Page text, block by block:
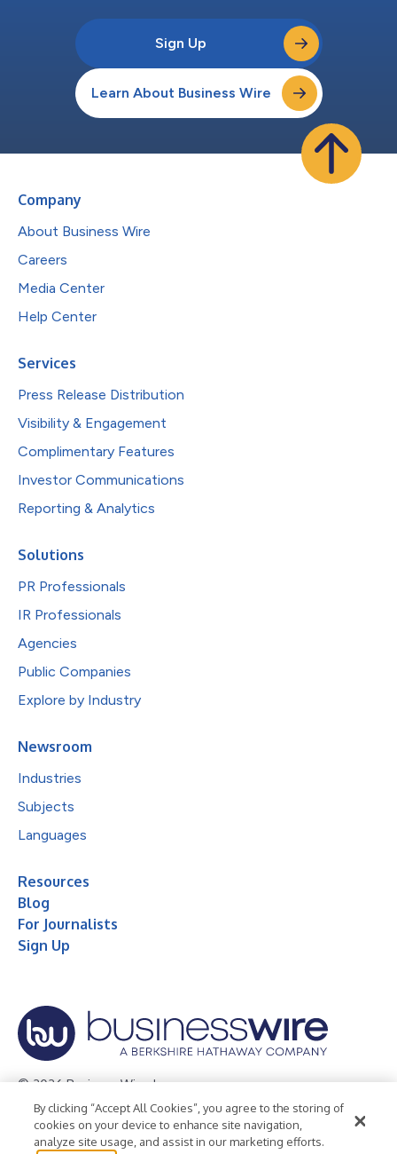
Sign Up
Learn About Business Wire
Company
About Business Wire
Careers
Media Center
Help Center
Services
Press Release Distribution
Visibility & Engagement
Complimentary Features
Investor Communications
Reporting & Analytics
Solutions
PR Professionals
IR Professionals
Agencies
Public Companies
Explore by Industry
Newsroom
Industries
Subjects
Languages
Resources
Blog
For Journalists
Sign Up
© 2026 Business Wire, Inc.
Privacy Policy Cookie Policy
Accessibility Statement
Terms of Use
Legal
By clicking “Accept All Cookies”, you agree to the storing of
cookies on your device to enhance site navigation,
analyze site usage, and assist in our marketing efforts.